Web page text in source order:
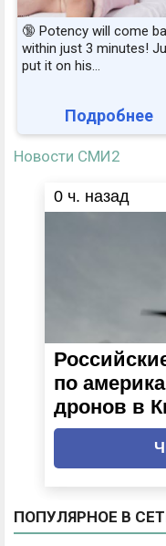
🔞 Potency will come
within just 3 minutes!
put it on his…
Подробнее
Новости СМИ2
0 ч. назад
по
дронов в
ПОПУЛЯРНОЕ В